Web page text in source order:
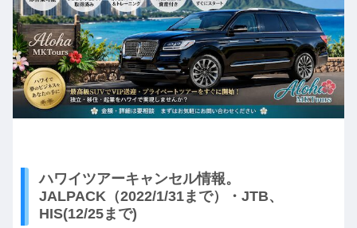
ハワイツアーキャンセル情報。
JALPACK（2022/1/31まで）・JTB、
HIS(12/25まで)